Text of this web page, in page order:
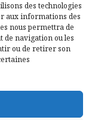
des technologies
aux informations des
nous permettra de
de navigation ou les
ou de retirer son